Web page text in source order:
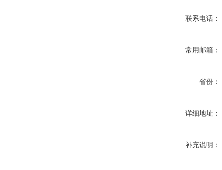
联系电话：
常用邮箱：
省份：
详细地址：
补充说明：